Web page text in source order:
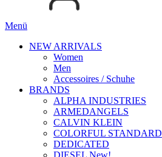
Menü
NEW ARRIVALS
Women
Men
Accessoires / Schuhe
BRANDS
ALPHA INDUSTRIES
ARMEDANGELS
CALVIN KLEIN
COLORFUL STANDARD
DEDICATED
DIESEL New!